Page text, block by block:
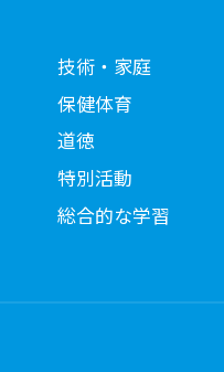
技術・家庭
保健体育
道徳
特別活動
総合的な学習